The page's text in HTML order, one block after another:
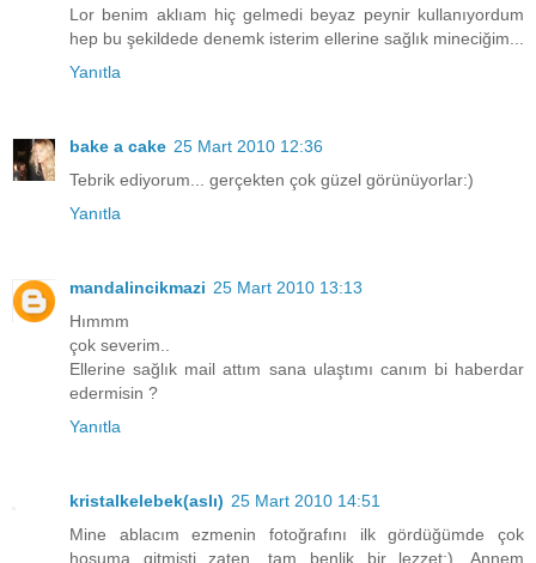
Lor benim aklıam hiç gelmedi beyaz peynir kullanıyordum
hep bu şekildede denemk isterim ellerine sağlık mineciğim...
Yanıtla
bake a cake 25 Mart 2010 12:36
Tebrik ediyorum... gerçekten çok güzel görünüyorlar:)
Yanıtla
mandalincikmazi 25 Mart 2010 13:13
Hımmm
çok severim..
Ellerine sağlık mail attım sana ulaştımı canım bi haberdar
edermisin ?
Yanıtla
kristalkelebek(aslı) 25 Mart 2010 14:51
Mine ablacım ezmenin fotoğrafını ilk gördüğümde çok
hoşuma gitmişti zaten, tam benlik bir lezzet:). Annem